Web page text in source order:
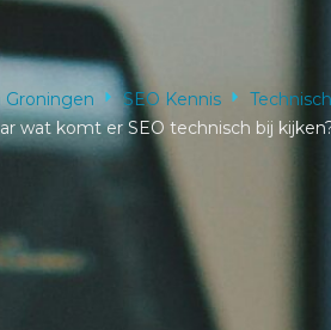
Groningen SEO Kennis
wat komt er SEO technisch bij